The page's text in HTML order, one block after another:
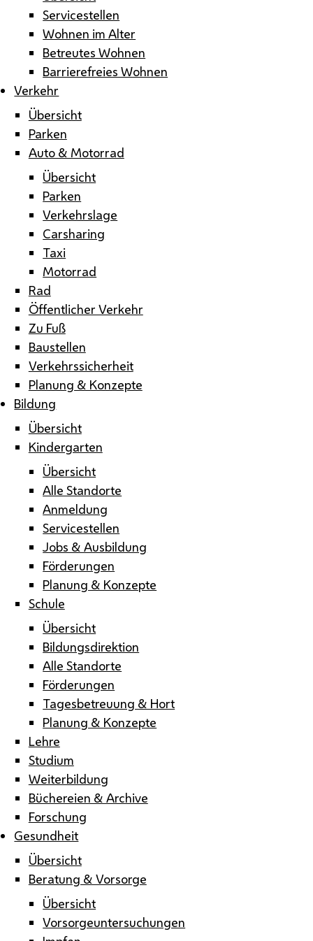
Servicestellen
Wohnen im Alter
Betreutes Wohnen
Barrierefreies Wohnen
Verkehr
Übersicht
Parken
Auto & Motorrad
Übersicht
Parken
Verkehrslage
Carsharing
Taxi
Motorrad
Rad
Öffentlicher Verkehr
Zu Fuß
Baustellen
Verkehrssicherheit
Planung & Konzepte
Bildung
Übersicht
Kindergarten
Übersicht
Alle Standorte
Anmeldung
Servicestellen
Jobs & Ausbildung
Förderungen
Planung & Konzepte
Schule
Übersicht
Bildungsdirektion
Alle Standorte
Förderungen
Tagesbetreuung & Hort
Planung & Konzepte
Lehre
Studium
Weiterbildung
Büchereien & Archive
Forschung
Gesundheit
Übersicht
Beratung & Vorsorge
Übersicht
Vorsorgeuntersuchungen